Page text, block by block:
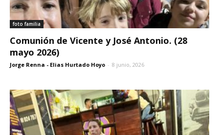
foto familia
Comunión de Vicente y José Antonio. (28
mayo 2026)
Jorge Renna - Elias Hurtado Hoyo - 8 junio, 2026